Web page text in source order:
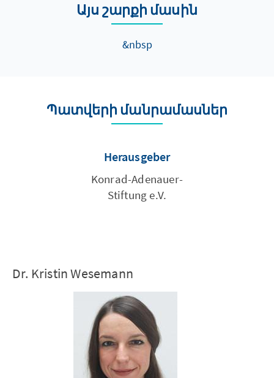
Այս շարքի մասին
&nbsp
Պատվերի մանրամասներ
Herausgeber
Konrad-Adenauer-
Stiftung e.V.
Dr. Kristin Wesemann